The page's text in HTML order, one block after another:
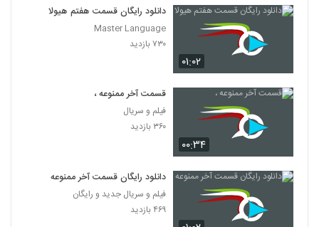
۰۱:۰۲
دانلود رایگان قسمت هفتم هیولا
Master Language
۷۳۰ بازدید
۰۰:۳۴
قسمت آخر ممنوعه ،
فیلم و سریال
۳۶۰ بازدید
دانلود رایگان قسمت آخر ممنوعه
فیلم و سریال جدید و رایگان
۴۶۹ بازدید